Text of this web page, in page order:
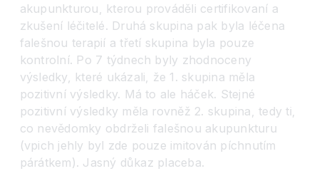
akupunkturou, kterou prováděli certifikovaní a
zkušení léčitelé. Druhá skupina pak byla léčena
falešnou terapií a třetí skupina byla pouze
kontrolní. Po 7 týdnech byly zhodnoceny
výsledky, které ukázali, že 1. skupina měla
pozitivní výsledky. Má to ale háček. Stejné
pozitivní výsledky měla rovněž 2. skupina, tedy ti,
co nevědomky obdrželi falešnou akupunkturu
(vpich jehly byl zde pouze imitován píchnutím
párátkem). Jasný důkaz placeba.